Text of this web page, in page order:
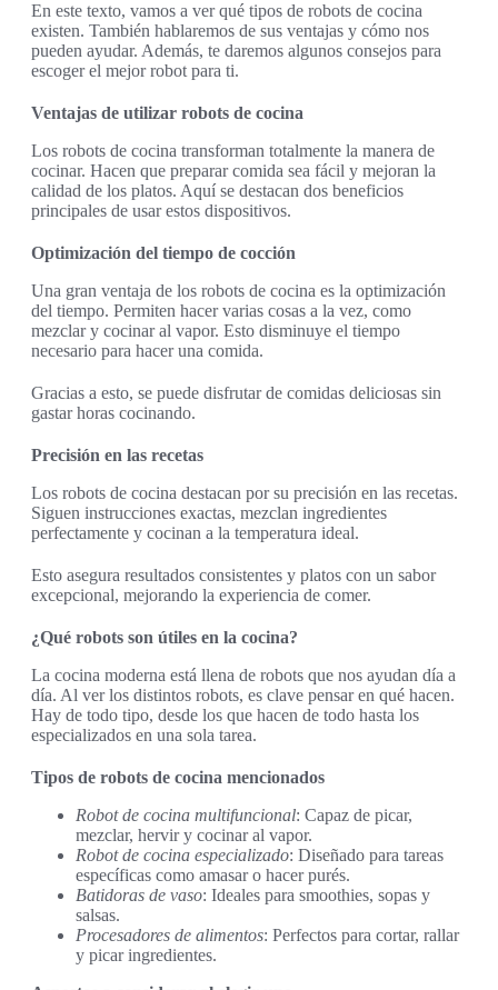
En este texto, vamos a ver qué tipos de robots de cocina
existen. También hablaremos de sus ventajas y cómo nos
pueden ayudar. Además, te daremos algunos consejos para
escoger el mejor robot para ti.
Ventajas de utilizar robots de cocina
Los robots de cocina transforman totalmente la manera de
cocinar. Hacen que preparar comida sea fácil y mejoran la
calidad de los platos. Aquí se destacan dos beneficios
principales de usar estos dispositivos.
Optimización del tiempo de cocción
Una gran ventaja de los robots de cocina es la optimización
del tiempo. Permiten hacer varias cosas a la vez, como
mezclar y cocinar al vapor. Esto disminuye el tiempo
necesario para hacer una comida.
Gracias a esto, se puede disfrutar de comidas deliciosas sin
gastar horas cocinando.
Precisión en las recetas
Los robots de cocina destacan por su precisión en las recetas.
Siguen instrucciones exactas, mezclan ingredientes
perfectamente y cocinan a la temperatura ideal.
Esto asegura resultados consistentes y platos con un sabor
excepcional, mejorando la experiencia de comer.
¿Qué robots son útiles en la cocina?
La cocina moderna está llena de robots que nos ayudan día a
día. Al ver los distintos robots, es clave pensar en qué hacen.
Hay de todo tipo, desde los que hacen de todo hasta los
especializados en una sola tarea.
Tipos de robots de cocina mencionados
Robot de cocina multifuncional: Capaz de picar,
mezclar, hervir y cocinar al vapor.
Robot de cocina especializado: Diseñado para tareas
específicas como amasar o hacer purés.
Batidoras de vaso: Ideales para smoothies, sopas y
salsas.
Procesadores de alimentos: Perfectos para cortar, rallar
y picar ingredientes.